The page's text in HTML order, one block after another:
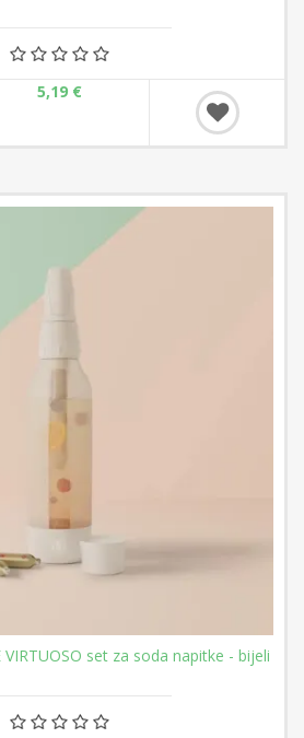
5,19 €
VIRTUOSO set za soda napitke - bijeli